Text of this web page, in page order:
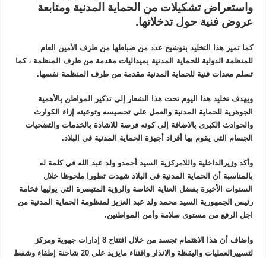
واستعراض تشكيلات من الحماية المدنية ومتابعة
عروض فنية حول تدخلاتها.
كما تميز هذا التخليد بتوشيح عدد من ضباطها من طرف الأمين العام
للمنظمة الدولية للحماية المدنية بميداليات مقدمة من طرف المنظمة ، كما
تسلم معدات فنية للحماية المدنية مقدمة من طرف المنظمة نفسها.
ويهدف تخليد هذا اليوم تحت هذا الشعار إلى تذكير المواطن بالأهمية
الجوهرية للحماية المدنية والعمل على تحسيسه وتوعيته إزاء الكوارث
والحوادث الكبرى بالاضافة إلى كونه فرصة للاشادة بالخدمات والتضحيات
الجسام التي يقوم بها أفراد أجهزة الحماية المدنية في البلاد.
وأكد وزيرالداخلية واللامركزية السيد أحمدو ولد عبد الله في كلمة له
بالمناسبة أن الحماية المدنية في البلاد شهدت تطورا ملحوظا خلال
السنوات الأخيرة بفضل العناية الخاصة والرؤية المتبصرة التي يوليها فخامة
رئيس الجمهورية السيد محمد ولد عبد العزيز لمنظومة الحماية المدنية من
اجل الرفع من مستوى سلامة وأمن المواطنين.
واضاف أن هذا الاهتمام تجسد من خلال افتتاح 8 إدارات جهوية ومركز
لتسييرالعمليات واليقظة والانذار واقتناء مايزيد على 20 شاحنة إطفاء وشفط